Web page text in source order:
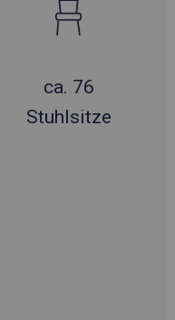
ca. 76
Stuhlsitze